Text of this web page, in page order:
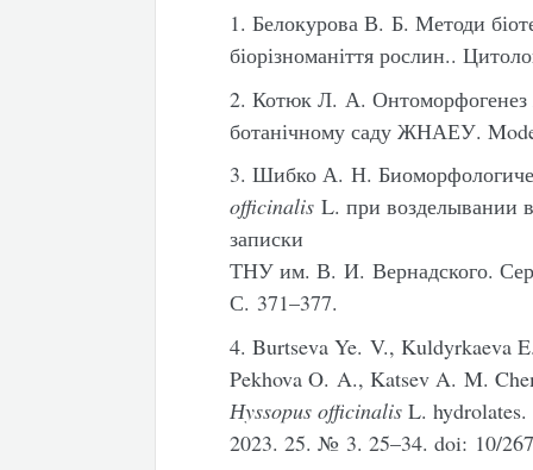
1. Белокурова В. Б. Методи
біорізноманіття рослин..
2. Котюк Л. А. Онтоморфогенез
ботанічному саду ЖНАЕУ.
3. Шибко А. Н.
officinalis L. при возделывании
записки
ТНУ им. В. И. Вернадского.
С. 371–377.
4. Burtseva Ye. V., Kuldyrkaeva
Pekhova O. A., Katsev A. M.
Нyssopus officinalis L.
2023. 25. № 3. 25–34. doi: 10/